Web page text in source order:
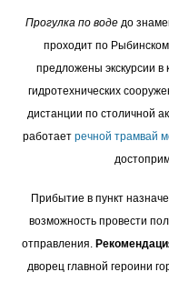
Прогулка по воде до
проходит по
предложены экскурсии в
гидротехнических
дистанции по столичной
работает речной трамвай
Прибытие в пункт
возможность провести
отправления.
дворец главной героини